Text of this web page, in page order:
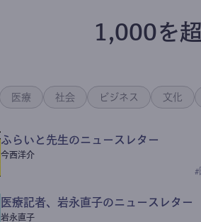
1,000を
医療 社会 ビジネス 文化
ふらいと先生のニュースレター
今西洋介
#
医療記者、岩永直子のニュースレター
岩永直子